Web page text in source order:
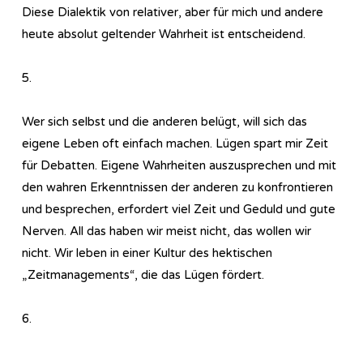
Diese Dialektik von relativer, aber für mich und andere
heute absolut geltender Wahrheit ist entscheidend.
5.
Wer sich selbst und die anderen belügt, will sich das
eigene Leben oft einfach machen. Lügen spart mir Zeit
für Debatten. Eigene Wahrheiten auszusprechen und mit
den wahren Erkenntnissen der anderen zu konfrontieren
und besprechen, erfordert viel Zeit und Geduld und gute
Nerven. All das haben wir meist nicht, das wollen wir
nicht. Wir leben in einer Kultur des hektischen
„Zeitmanagements“, die das Lügen fördert.
6.